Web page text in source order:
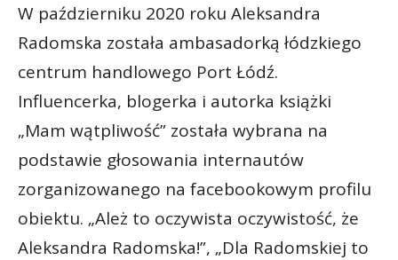
W październiku 2020 roku Aleksandra
Radomska została ambasadorką łódzkiego
centrum handlowego Port Łódź.
Influencerka, blogerka i autorka książki
„Mam wątpliwość” została wybrana na
podstawie głosowania internautów
zorganizowanego na facebookowym profilu
obiektu. „Ależ to oczywista oczywistość, że
Aleksandra Radomska!”, „Dla Radomskiej to